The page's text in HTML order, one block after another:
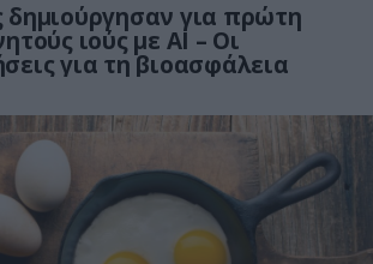
δημιούργησαν για πρώτη
ιούς με AI – Οι
για τη βιοασφάλεια